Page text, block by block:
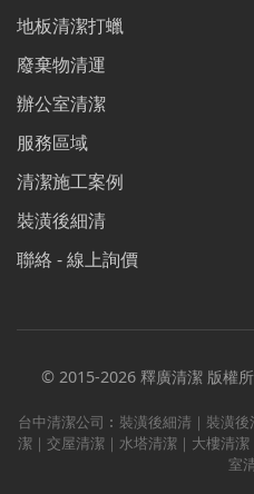
地板清潔打蠟
廢棄物清運
辦公室清潔
服務區域
清潔施工案例
裝潢後細清
聯絡 - 線上詢價
© 2015-2026 釋廣清潔 版權
台中清潔公司︰裝潢後細清｜裝潢
潔｜交屋清潔｜水塔清潔｜大樓清
室